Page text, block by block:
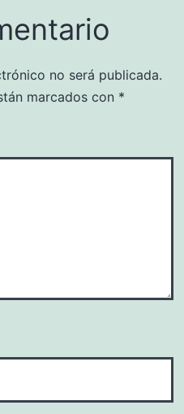
no será publicada.
marcados con *